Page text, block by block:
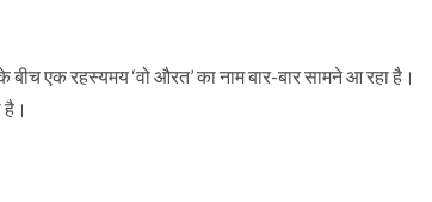
एक रहस्यमय ‘वो औरत’ का नाम बार-बार सामने आ रहा है।
है।